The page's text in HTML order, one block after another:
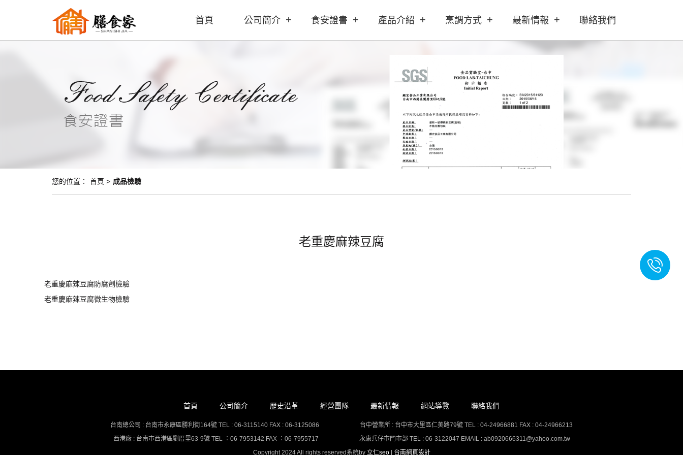
首頁 公司簡介 + 食安證書 + 產品介紹 + 烹調方式 + 最新情報 + 聯絡我們
您的位置： 首頁 > 成品檢驗
老重慶麻辣豆腐
老重慶麻辣豆腐防腐劑檢驗
老重慶麻辣豆腐微生物檢驗
首頁 公司簡介 歷史沿革 經營團隊 最新情報 網站導覽 聯絡我們
台南總公司 : 台南市永康區勝利街164號 TEL : 06-3115140 FAX : 06-3125086
台中營業所 : 台中市大里區仁美路79號 TEL : 04-24966881 FAX : 04-24966213
西港廠 : 台南市西港區劉厝里63-9號 TEL ：06-7953142 FAX ：06-7955717
永康兵仔市門市部 TEL : 06-3122047 EMAIL : ab0920666311@yahoo.com.tw
Copyright 2024 All rights reserved系統by 立仁seo| 台南網頁設計